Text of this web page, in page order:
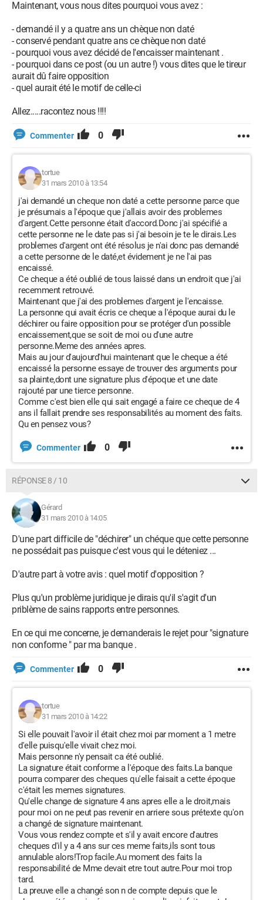
Maintenant, vous nous dites pourquoi vous avez :
- demandé il y a quatre ans un chèque non daté
- conservé pendant quatre ans ce chèque non daté
- pourquoi vous avez décidé de l'encaisser maintenant .
- pourquoi dans ce post (ou un autre !) vous dites que le tireur
aurait dû faire opposition
- quel aurait été le motif de celle-ci
Allez.....racontez nous !!!!
Commenter 0
tortue
31 mars 2010 à 13:54
j'ai demandé un cheque non daté a cette personne parce que
je présumais a l'époque que j'allais avoir des problemes
d'argent.Cette personne était d'accord.Donc j'ai spécifié a
cette personne ne le date pas si j'ai besoin je te le dirais.Les
problemes d'argent ont été résolus je n'ai donc pas demandé
a cette personne de le daté,et évidement je ne l'ai pas
encaissé.
Ce cheque a été oublié de tous laissé dans un endroit que j'ai
recemment retrouvé.
Maintenant que j'ai des problemes d'argent je l'encaisse.
La personne qui avait écris ce cheque a l'époque aurai du le
déchirer ou faire opposition pour se protéger d'un possible
encaissement,que se soit de moi ou d'une autre
personne.Meme des années apres.
Mais au jour d'aujourd'hui maintenant que le cheque a été
encaissé la personne essaye de trouver des arguments pour
sa plainte,dont une signature plus d'époque et une date
rajouté par une tierce personne.
Comme c'est bien elle qui sait engagé a faire ce cheque de 4
ans il fallait prendre ses responsabilités au moment des faits.
Qu en pensez vous?
Commenter 0
RÉPONSE 8 / 10
Gérard
31 mars 2010 à 14:05
D'une part difficile de "déchirer" un chéque que cette personne
ne possédait pas puisque c'est vous qui le déteniez ...
D'autre part à votre avis : quel motif d'opposition ?
Plus qu'un problème juridique je dirais qu'il s'agit d'un
priblème de sains rapports entre personnes.
En ce qui me concerne, je demanderais le rejet pour "signature
non conforme " par ma banque .
Commenter 0
tortue
31 mars 2010 à 14:22
Si elle pouvait l'avoir il était chez moi par moment a 1 metre
d'elle puisqu'elle vivait chez moi.
Mais personne n'y pensait ca été oublié.
La signature était conforme a l'époque des faits.La banque
pourra comparer des cheques qu'elle faisait a cette époque
c'était les memes signatures.
Qu'elle change de signature 4 ans apres elle a le droit,mais
pour moi on ne peut pas revenir en arriere sous prétexte qu'on
a changé de signature maintenant.
Vous vous rendez compte et s'il y avait encore d'autres
cheques d'il y a 4 ans sur ces meme faits,ils sont tous
annulable alors!Trop facile.Au moment des faits la
responsabilité de Mme devait etre tout autre.Pour moi trop
tard.
La preuve elle a changé son n de compte depuis que le